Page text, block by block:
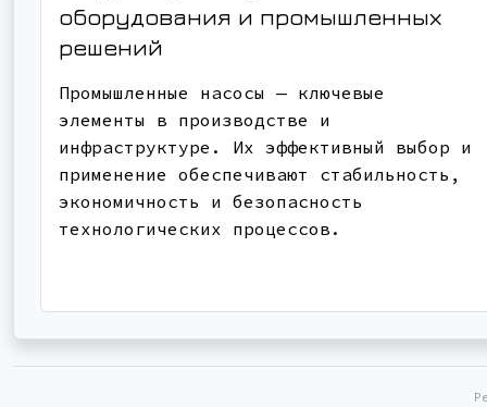
оборудования и промышленных
решений
Промышленные насосы — ключевые
элементы в производстве и
инфраструктуре. Их эффективный выбор и
применение обеспечивают стабильность,
экономичность и безопасность
технологических процессов.